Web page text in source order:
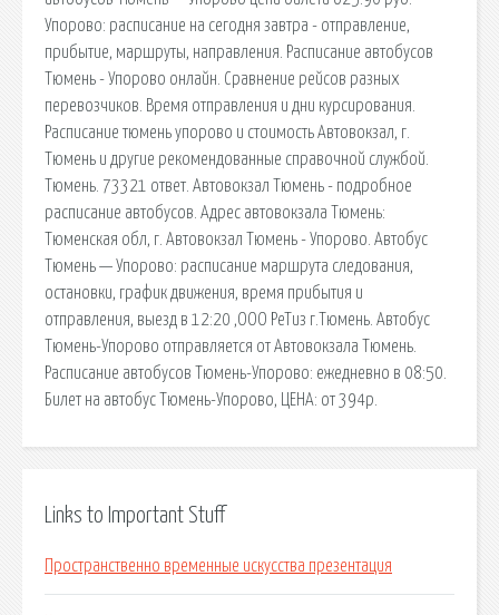
Упорово: расписание на сегодня завтра - отправление,
прибытие, маршруты, направления. Расписание автобусов
Тюмень - Упорово онлайн. Сравнение рейсов разных
перевозчиков. Время отправления и дни курсирования.
Расписание тюмень упорово и стоимость Автовокзал, г.
Тюмень и другие рекомендованные справочной службой.
Тюмень. 73321 ответ. Автовокзал Тюмень - подробное
расписание автобусов. Адрес автовокзала Тюмень:
Тюменская обл, г. Автовокзал Тюмень - Упорово. Автобус
Тюмень — Упорово: расписание маршрута следования,
остановки, график движения, время прибытия и
отправления, выезд в 12:20 ,ООО РеТиз г.Тюмень. Автобус
Тюмень-Упорово отправляется от Автовокзала Тюмень.
Расписание автобусов Тюмень-Упорово: ежедневно в 08:50.
Билет на автобус Тюмень-Упорово, ЦЕНА: от 394р.
Links to Important Stuff
Пространственно временные искусства презентация